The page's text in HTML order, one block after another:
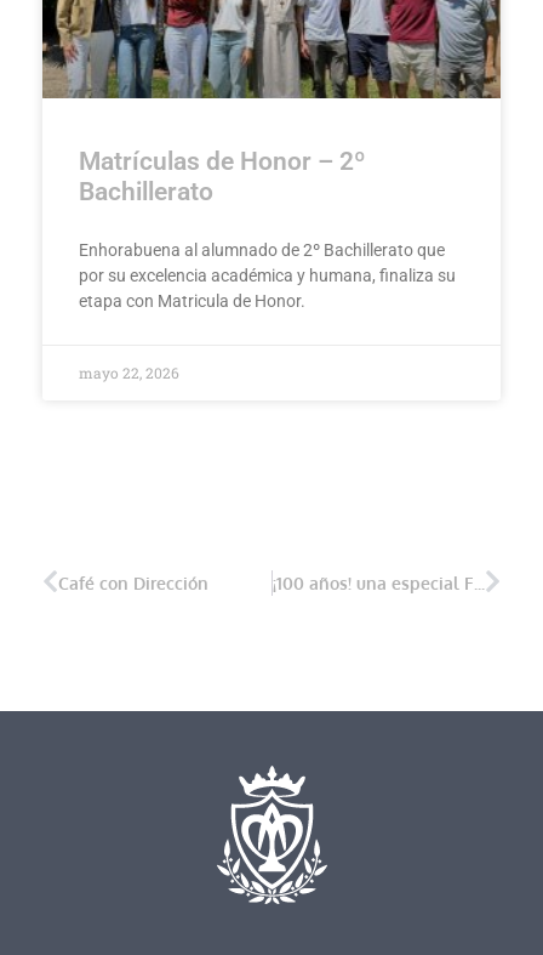
Matrículas de Honor – 2º
Bachillerato
Enhorabuena al alumnado de 2º Bachillerato que
por su excelencia académica y humana, finaliza su
etapa con Matricula de Honor.
mayo 22, 2026
Café con Dirección